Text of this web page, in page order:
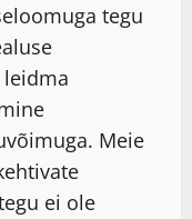
tegu
Meie
ei ole